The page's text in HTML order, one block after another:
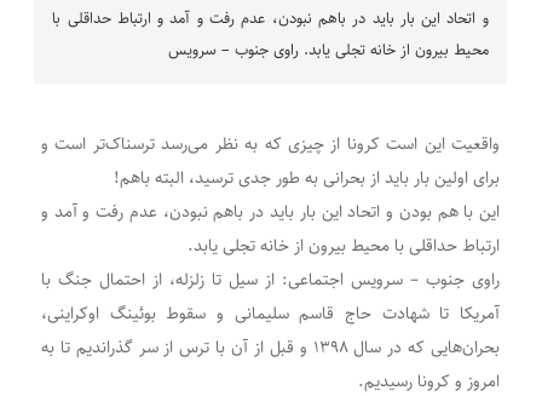
و اتحاد این بار باید در باهم نبودن، عدم رفت و آمد و ارتباط حداقلی با
محیط بیرون از خانه تجلی یابد. راوی جنوب – سرویس
واقعیت این است کرونا از چیزی که به نظر می‌رسد ترسناک‌تر است و
برای اولین بار باید از بحرانی به طور جدی ترسید، البته باهم!
این با هم بودن و اتحاد این بار باید در باهم نبودن، عدم رفت و آمد و
ارتباط حداقلی با محیط بیرون از خانه تجلی یابد.
راوی جنوب – سرویس اجتماعی: از سیل تا زلزله، از احتمال جنگ با
آمریکا تا شهادت حاج قاسم سلیمانی و سقوط بوئینگ اوکراینی،
بحران‌هایی که در سال ۱۳۹۸ و قبل از آن با ترس از سر گذراندیم تا به
امروز و کرونا رسیدیم.